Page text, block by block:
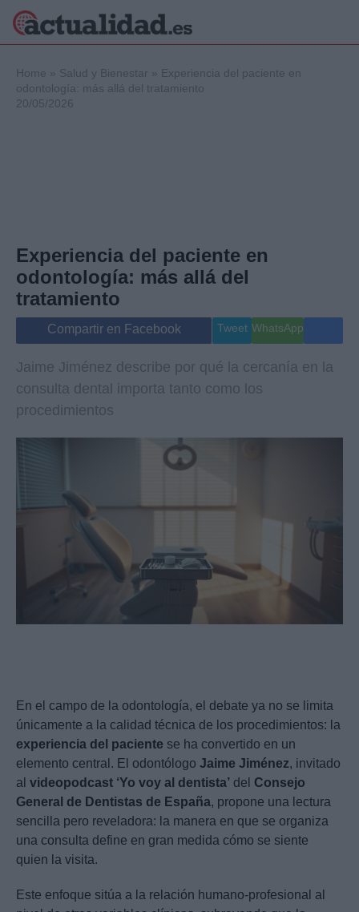
Internacional
Viajes
Gente
Musica
Home » Salud y Bienestar » Experiencia del paciente en
odontología: más allá del tratamiento
20/05/2026
Experiencia del paciente en
odontología: más allá del
tratamiento
Compartir en Facebook Tweet WhatsApp
Jaime Jiménez describe por qué la cercanía en la
consulta dental importa tanto como los
procedimientos
En el campo de la odontología, el debate ya no se limita
únicamente a la calidad técnica de los procedimientos: la
experiencia del paciente se ha convertido en un
elemento central. El odontólogo Jaime Jiménez, invitado
al videopodcast ‘Yo voy al dentista’ del Consejo
General de Dentistas de España, propone una lectura
sencilla pero reveladora: la manera en que se organiza
una consulta define en gran medida cómo se siente
quien la visita.
Este enfoque sitúa a la relación humano-profesional al